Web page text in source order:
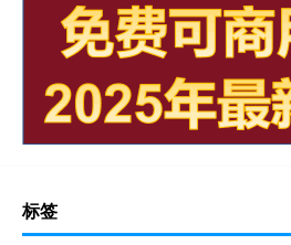
标签